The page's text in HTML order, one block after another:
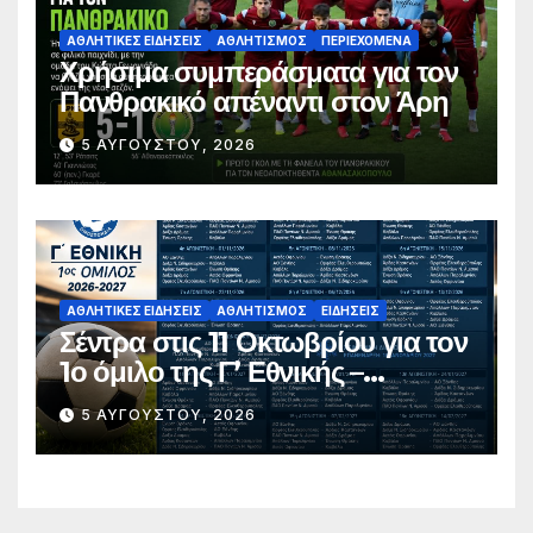
ΑΘΛΗΤΙΚΈΣ ΕΙΔΉΣΕΙΣ ΑΘΛΗΤΙΣΜΌΣ ΠΕΡΙΕΧΌΜΕΝΑ
Χρήσιμα συμπεράσματα για τον
Πανθρακικό απέναντι στον Άρη
5 ΑΥΓΟΎΣΤΟΥ, 2026
ΑΘΛΗΤΙΚΈΣ ΕΙΔΉΣΕΙΣ ΑΘΛΗΤΙΣΜΌΣ ΕΙΔΉΣΕΙΣ
Σέντρα στις 11 Οκτωβρίου για τον
1ο όμιλο της Γ’ Εθνικής –
Ανακοινώθηκε το πλήρες
πρόγραμμα
5 ΑΥΓΟΎΣΤΟΥ, 2026